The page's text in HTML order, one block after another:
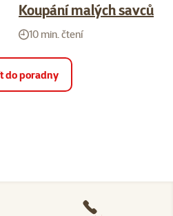
Koupání malých savců
10 min. čtení
do poradny